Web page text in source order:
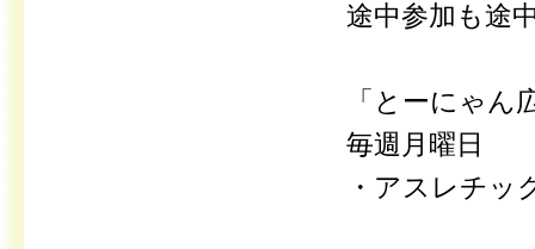
途中参加も途
「とーにゃん
毎週月曜日
・アスレチッ